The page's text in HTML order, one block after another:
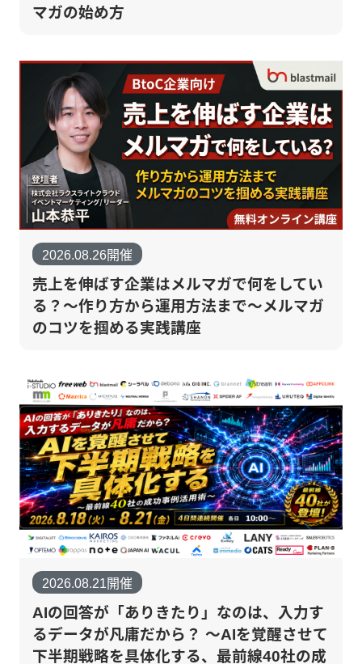
マガの始め方
2026.08.26開催
売上を伸ばす企業はメルマガで何をしてい
る？～作り方から運用方法まで～メルマガ
のコツを掴める実践講座
2026.08.21開催
AIの回答が「ありきたり」なのは、入力す
るデータが凡庸だから？ 〜AIを覚醒させて
下半期戦略を具体化する、最前線40社の成